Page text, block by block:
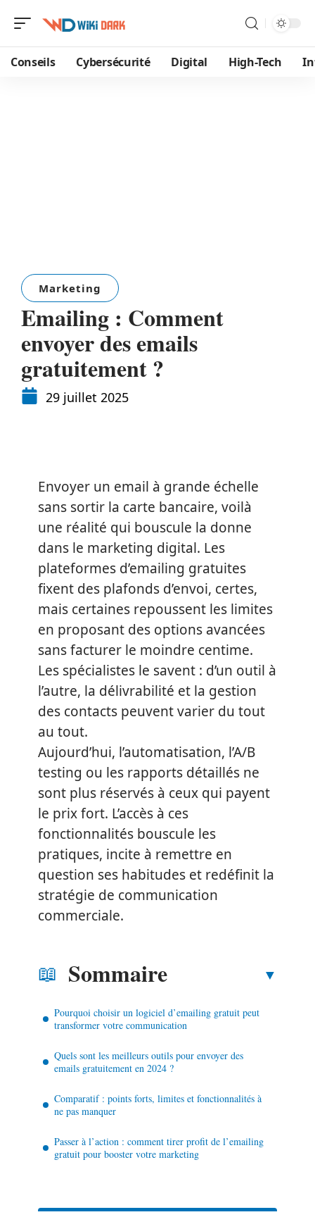
Conseils Cybersécurité Digital High-Tech
Marketing
Emailing : Comment
envoyer des emails
gratuitement ?
29 juillet 2025
Envoyer un email à grande échelle
sans sortir la carte bancaire, voilà
une réalité qui bouscule la donne
dans le marketing digital. Les
plateformes d’emailing gratuites
fixent des plafonds d’envoi, certes,
mais certaines repoussent les limites
en proposant des options avancées
sans facturer le moindre centime.
Les spécialistes le savent : d’un outil à
l’autre, la délivrabilité et la gestion
des contacts peuvent varier du tout
au tout.
Aujourd’hui, l’automatisation, l’A/B
testing ou les rapports détaillés ne
sont plus réservés à ceux qui payent
le prix fort. L’accès à ces
fonctionnalités bouscule les
pratiques, incite à remettre en
question ses habitudes et redéfinit la
stratégie de communication
commerciale.
Sommaire
Pourquoi choisir un logiciel d’emailing gratuit peut
transformer votre communication
Quels sont les meilleurs outils pour envoyer des
emails gratuitement en 2024 ?
Comparatif : points forts, limites et fonctionnalités à
ne pas manquer
Passer à l’action : comment tirer profit de l’emailing
gratuit pour booster votre marketing